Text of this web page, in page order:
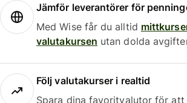
Jämför leverantörer för
Med Wise får du alltid
valutakursen utan dolda
Följ valutakurser i realtid
Spara dina favoritvalutor för att